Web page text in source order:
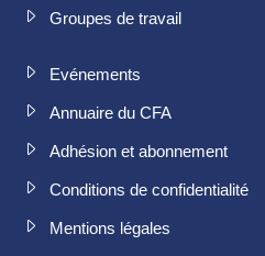
Groupes de travail
Evénements
Annuaire du CFA
Adhésion et abonnement
Conditions de confidentialité
Mentions légales